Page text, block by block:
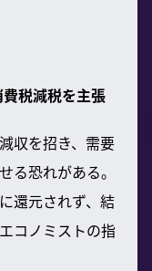
税減税を主張
収を招き、需要
る恐れがある。
還元されず、結
コノミストの指